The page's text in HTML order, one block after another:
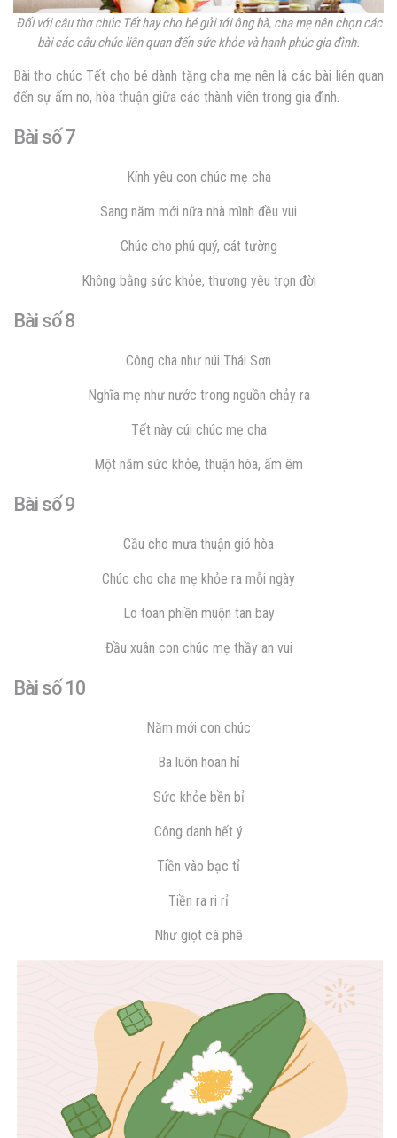
Đối với câu thơ chúc Tết hay cho bé gửi tới ông bà, cha mẹ nên chọn các
bài các câu chúc liên quan đến sức khỏe và hạnh phúc gia đình.
Bài thơ chúc Tết cho bé dành tặng cha mẹ nên là các bài liên quan
đến sự ấm no, hòa thuận giữa các thành viên trong gia đình.
Bài số 7
Kính yêu con chúc mẹ cha
Sang năm mới nữa nhà mình đều vui
Chúc cho phú quý, cát tường
Không bằng sức khỏe, thương yêu trọn đời
Bài số 8
Công cha như núi Thái Sơn
Nghĩa mẹ như nước trong nguồn chảy ra
Tết này cúi chúc mẹ cha
Một năm sức khỏe, thuận hòa, ấm êm
Bài số 9
Cầu cho mưa thuận gió hòa
Chúc cho cha mẹ khỏe ra mỗi ngày
Lo toan phiền muộn tan bay
Đầu xuân con chúc mẹ thầy an vui
Bài số 10
Năm mới con chúc
Ba luôn hoan hỉ
Sức khỏe bền bỉ
Công danh hết ý
Tiền vào bạc tỉ
Tiền ra ri rỉ
Như giọt cà phê